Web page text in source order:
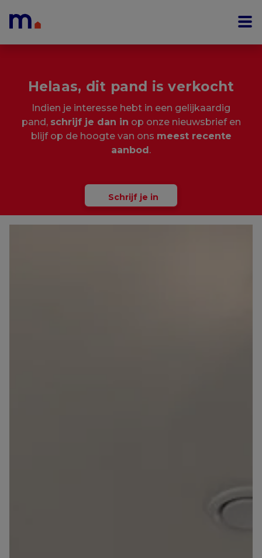
Helaas, dit pand is verkocht
Indien je interesse hebt in een gelijkaardig
pand, schrijf je dan in op onze nieuwsbrief en
blijf op de hoogte van ons meest recente
aanbod.
Schrijf je in